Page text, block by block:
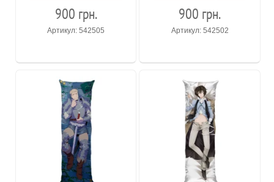
900 грн.
Артикул: 542505
900 грн.
Артикул: 542502